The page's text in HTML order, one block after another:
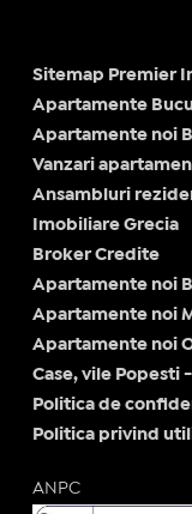
Sitemap Premier
Apartamente
Apartamente noi
Vanzari
Ansambluri
Imobiliare Grecia
Broker Credite
Apartamente noi
Apartamente noi
Apartamente noi
Case, vile Popesti
Politica de
Politica privind
ANPC